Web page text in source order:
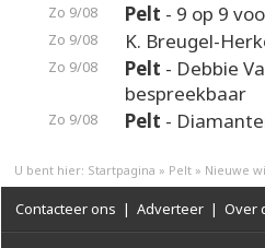
Zo 9/08 Pelt - 9 op 9
Zo 9/08 K. Breugel-
Zo 9/08 Pelt - Debbie
bespreekbaar
Zo 9/08 Pelt -
U bent hier: Startpagina » Pelt » Nieuwe
Contacteer ons | Adverteer | Over